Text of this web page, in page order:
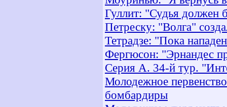
Гуллит: "Судья должен
Петреску: "Волга"
Тетрадзе: "Пока
Фергюсон: "Эрнандес
Серия А. 34-й тур.
Молодежное
бомбардиры